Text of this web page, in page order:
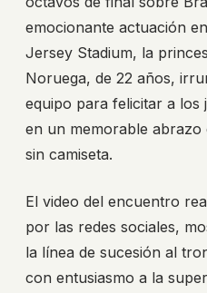
emocionante actuación
Jersey Stadium, la
Noruega, de 22 años,
equipo para felicitar a los
en un memorable
sin camiseta.
El video del encuentro
por las redes sociales,
la línea de sucesión al
con entusiasmo a la